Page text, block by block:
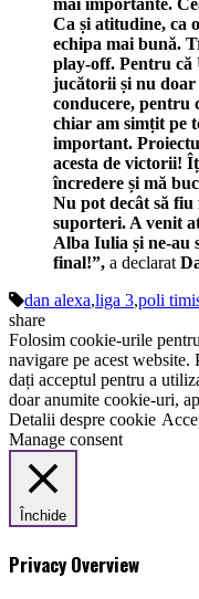
mai importante.
Ca și atitudine, ca
echipa mai bună.
play-off. Pentru
jucătorii și nu doar
conducere, pentru
chiar am simțit pe
important.
acesta de victorii!
încredere și mă
Nu pot decât să
suporteri. A venit
Alba Iulia și ne-au
final!”, a declarat
dan alexa,liga 3,poli
share
Folosim cookie-urile
navigare pe acest website.
dați acceptul pentru a
doar anumite cookie-uri,
Detalii despre cookie
Manage consent
Închide
Privacy Overview